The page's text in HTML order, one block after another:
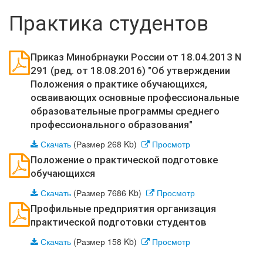
Практика студентов
Приказ Минобрнауки России от 18.04.2013 N
291 (ред. от 18.08.2016) "Об утверждении
Положения о практике обучающихся,
осваивающих основные профессиональные
образовательные программы среднего
профессионального образования"
Скачать (Размер 268 Kb)
Просмотр
Положение о практической подготовке
обучающихся
Скачать (Размер 7686 Kb)
Просмотр
Профильные предприятия организация
практической подготовки студентов
Скачать (Размер 158 Kb) Просмотр